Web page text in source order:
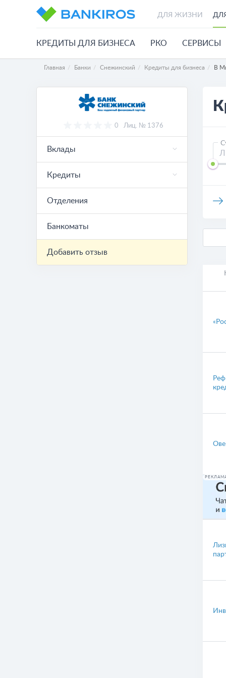
ДЛЯ ЖИЗНИ
КРЕДИТЫ ДЛЯ БИЗНЕСА РКО СЕРВИСЫ
Главная Банки Снежинский Кредиты для бизнеса В
0 Лиц. № 1376
Вклады
Кредиты
Отделения
Банкоматы
Добавить отзыв